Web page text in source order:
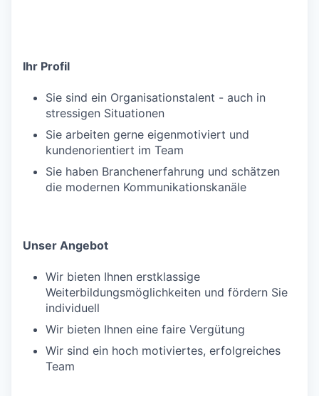
Ihr Profil
Sie sind ein Organisationstalent - auch in
stressigen Situationen
Sie arbeiten gerne eigenmotiviert und
kundenorientiert im Team
Sie haben Branchenerfahrung und schätzen
die modernen Kommunikationskanäle
Unser Angebot
Wir bieten Ihnen erstklassige
Weiterbildungsmöglichkeiten und fördern Sie
individuell
Wir bieten Ihnen eine faire Vergütung
Wir sind ein hoch motiviertes, erfolgreiches
Team